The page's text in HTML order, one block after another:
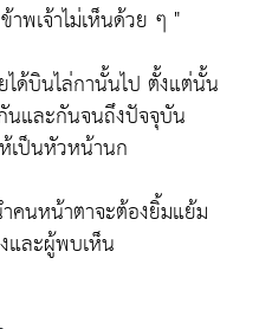
พเจ้าไม่เห็นด้วย ๆ "
ได้บินไล่กานั้นไป ตั้งแต่นั้น
นและกันจนถึงปัจจุบัน
เป็นหัวหน้านก
คนหน้าตาจะต้องยิ้มแย้ม
และผู้พบเห็น